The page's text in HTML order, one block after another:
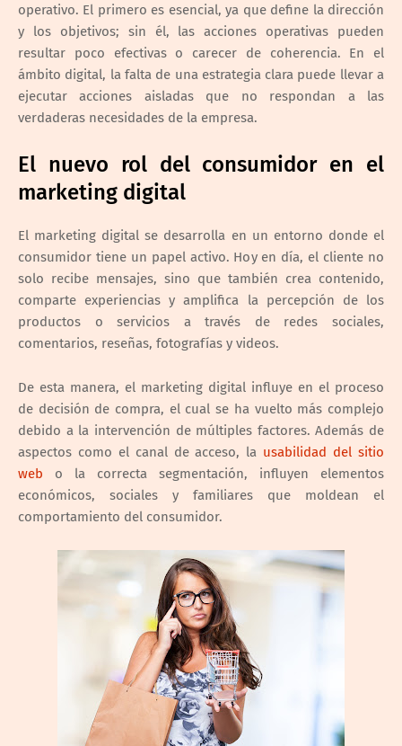
operativo. El primero es esencial, ya que define la dirección
y los objetivos; sin él, las acciones operativas pueden
resultar poco efectivas o carecer de coherencia. En el
ámbito digital, la falta de una estrategia clara puede llevar a
ejecutar acciones aisladas que no respondan a las
verdaderas necesidades de la empresa.
El nuevo rol del consumidor en el
marketing digital
El marketing digital se desarrolla en un entorno donde el
consumidor tiene un papel activo. Hoy en día, el cliente no
solo recibe mensajes, sino que también crea contenido,
comparte experiencias y amplifica la percepción de los
productos o servicios a través de redes sociales,
comentarios, reseñas, fotografías y videos.
De esta manera, el marketing digital influye en el proceso
de decisión de compra, el cual se ha vuelto más complejo
debido a la intervención de múltiples factores. Además de
aspectos como el canal de acceso, la usabilidad del sitio
web o la correcta segmentación, influyen elementos
económicos, sociales y familiares que moldean el
comportamiento del consumidor.